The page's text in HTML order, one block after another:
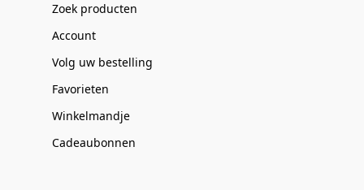
Zoek producten
Account
Volg uw bestelling
Favorieten
Winkelmandje
Cadeaubonnen